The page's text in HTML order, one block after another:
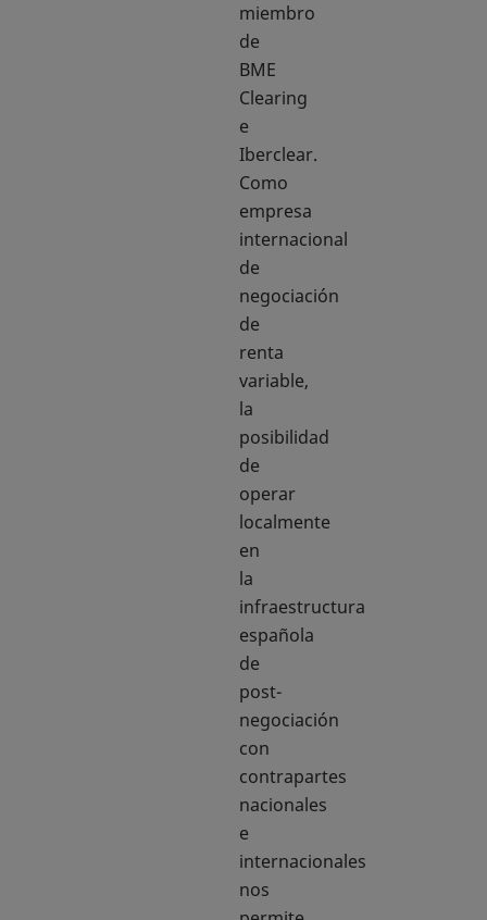
miembro
de
BME
Clearing
e
Iberclear.
Como
empresa
internacional
de
negociación
de
renta
variable,
la
posibilidad
de
operar
localmente
en
la
infraestructura
española
de
post-
negociación
con
contrapartes
nacionales
e
internacionales
nos